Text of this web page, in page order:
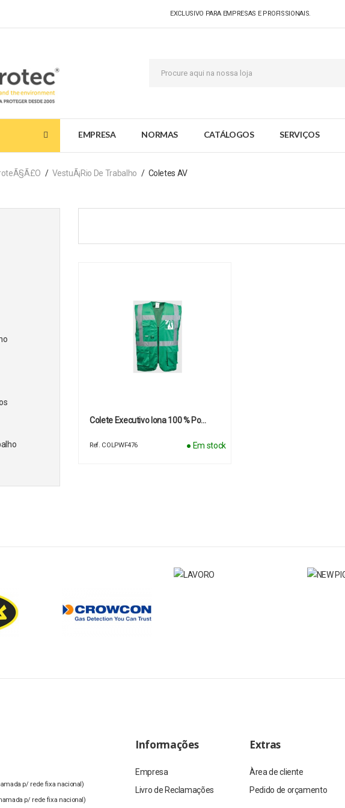
EXCLUSIVO PARA EMPRESAS E PROFISSIONAIS.
EMPRESA NORMAS CATÁLOGOS SERVIÇOS
VestuÃ¡rio De Trabalho Coletes AV
Colete Executivo Iona 100 % Po…
Ref. COLPWF476 ● Em stock
p/ rede fixa nacional)
p/ rede fixa nacional)
Informações
Empresa
Livro de Reclamações
Extras
Àrea de cliente
Pedido de orçamento